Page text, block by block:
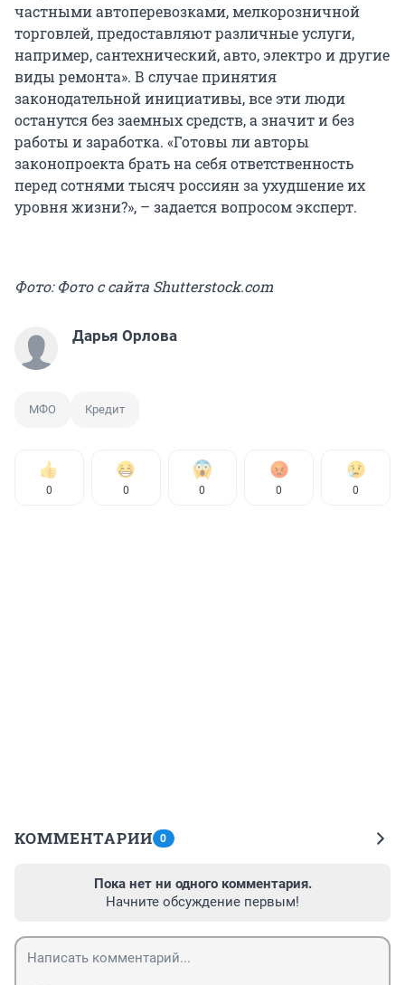
частными автоперевозками, мелкорозничной
торговлей, предоставляют различные услуги,
например, сантехнический, авто, электро и другие
виды ремонта». В случае принятия
законодательной инициативы, все эти люди
останутся без заемных средств, а значит и без
работы и заработка. «Готовы ли авторы
законопроекта брать на себя ответственность
перед сотнями тысяч россиян за ухудшение их
уровня жизни?», – задается вопросом эксперт.
Фото: Фото с сайта Shutterstock.com
Дарья Орлова
МФО Кредит
0 0 0 0 0
КОММЕНТАРИИ 0
Пока нет ни одного комментария.
Начните обсуждение первым!